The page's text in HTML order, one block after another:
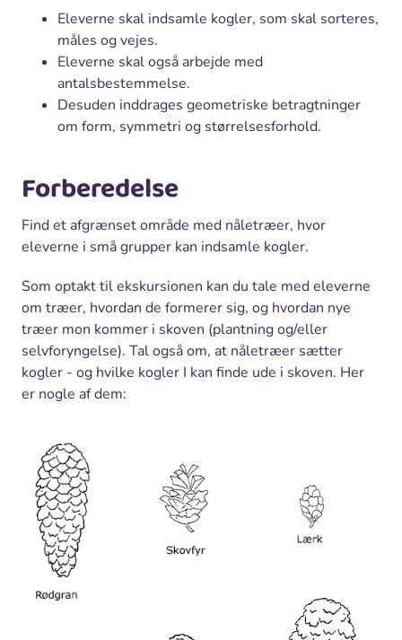
Eleverne skal indsamle kogler, som skal sorteres,
måles og vejes.
Eleverne skal også arbejde med
antalsbestemmelse.
Desuden inddrages geometriske betragtninger
om form, symmetri og størrelsesforhold.
Forberedelse
Find et afgrænset område med nåletræer, hvor
eleverne i små grupper kan indsamle kogler.
Som optakt til ekskursionen kan du tale med eleverne
om træer, hvordan de formerer sig, og hvordan nye
træer mon kommer i skoven (plantning og/eller
selvforyngelse). Tal også om, at nåletræer sætter
kogler - og hvilke kogler I kan finde ude i skoven. Her
er nogle af dem: